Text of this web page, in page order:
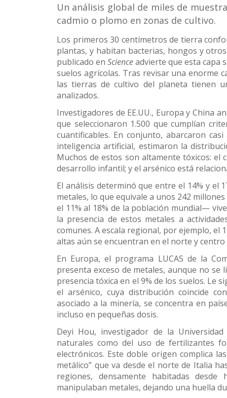
Un análisis global de miles de
cadmio o plomo en zonas de cultivo.
Los primeros 30 centímetros de tierra
plantas, y habitan bacterias, hongos y
publicado enScienceadvierte que esta capa
suelos agrícolas. Tras revisar una enorme
las tierras de cultivo del planeta tienen
analizados.
Investigadores de EE.UU., Europa y China
que seleccionaron 1.500 que cumplían
cuantificables. En conjunto, abarcaron
inteligencia artificial, estimaron la
Muchos de estos son altamente tóxicos: el
desarrollo infantil; y el arsénico está
El análisis determinó que entre el 14% y el
metales, lo que equivale a unos 242
el 11% al 18% de la población mundial—
la presencia de estos metales a
comunes. A escala regional, por ejemplo, el
altas aún se encuentran en el norte y centro
En Europa, el programa LUCAS de la
presenta exceso de metales, aunque no se
presencia tóxica en el 9% de los suelos. Le
el arsénico, cuya distribución coincide
asociado a la minería, se concentra en
incluso en pequeñas dosis.
Deyi Hou, investigador de la
naturales como del uso de fertilizantes
electrónicos. Este doble origen complica
metálico” que va desde el norte de Italia
regiones, densamente habitadas
manipulaban metales, dejando una huella